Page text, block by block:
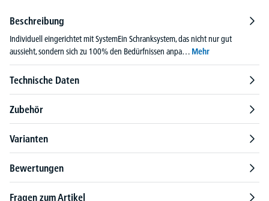
Beschreibung
Individuell eingerichtet mit SystemEin Schranksystem, das nicht nur gut
aussieht, sondern sich zu 100% den Bedürfnissen anpa… Mehr
Technische Daten
Zubehör
Varianten
Bewertungen
Fragen zum Artikel